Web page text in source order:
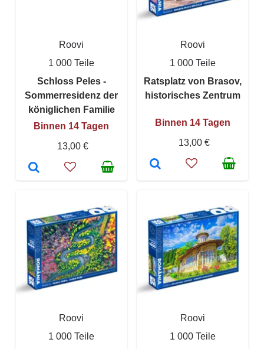
Roovi
1 000 Teile
Schloss Peles -
Sommerresidenz der
königlichen Familie
Binnen 14 Tagen
13,00 €
Roovi
1 000 Teile
Ratsplatz von Brasov,
historisches Zentrum
Binnen 14 Tagen
13,00 €
Roovi
1 000 Teile
Roovi
1 000 Teile